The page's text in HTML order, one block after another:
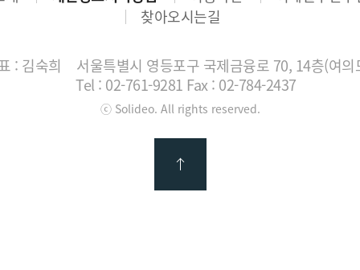
찾아오시는길
: 김숙희
서울특별시 영등포구 국제금융로 70, 14층(여
Tel : 02-761-9281 Fax : 02-784-2437
ⓒ Solideo. All rights reserved.